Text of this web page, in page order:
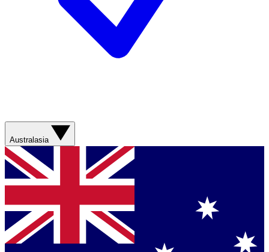
Australasia